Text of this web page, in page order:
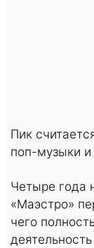
Пик
поп-музыки
Четыре года
«Маэстро»
чего